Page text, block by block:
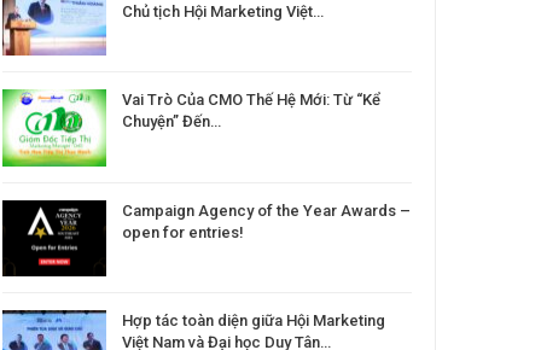
Chủ tịch Hội Marketing Việt…
Vai Trò Của CMO Thế Hệ Mới: Từ “Kể
Chuyện” Đến…
Campaign Agency of the Year Awards –
open for entries!
Hợp tác toàn diện giữa Hội Marketing
Việt Nam và Đại học Duy Tân…